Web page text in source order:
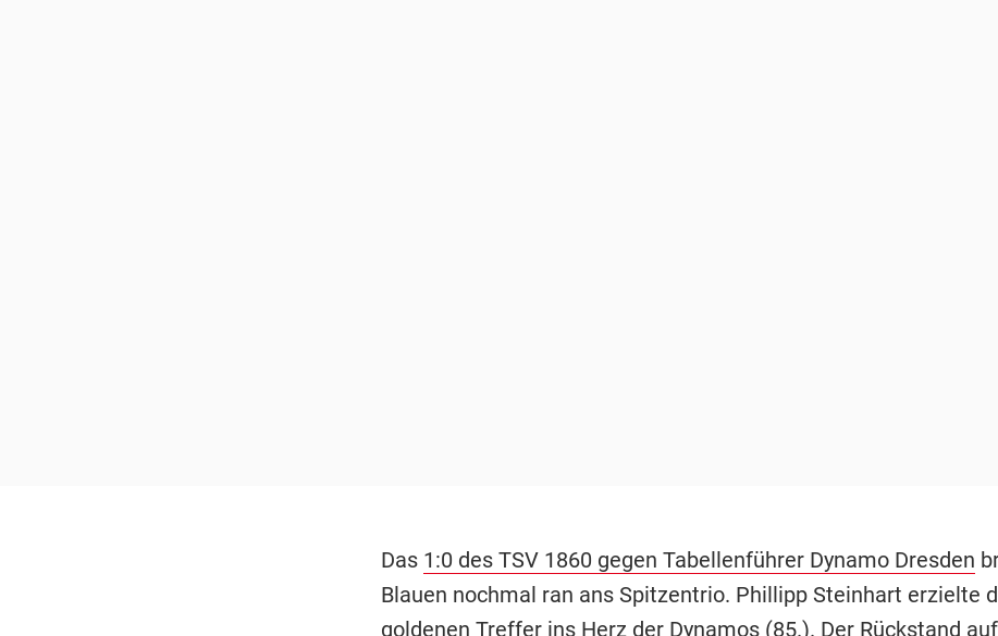
Das 1:0 des TSV 1860 gegen Tabellenführer Dynamo Dresden
Blauen nochmal ran ans Spitzentrio. Phillipp Steinhart erzielte
goldenen Treffer ins Herz der Dynamos (85.). Der Rückstand